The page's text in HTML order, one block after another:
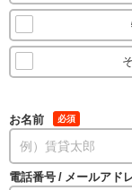
お名前 必須
電話番号 / メールアド